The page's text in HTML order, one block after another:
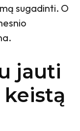
sugadinti. O
jauti